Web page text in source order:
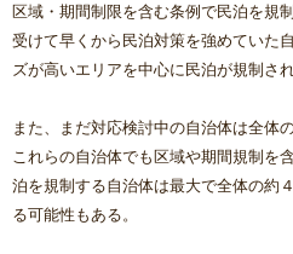
区域・期間制限を含む条例で民泊を規
受けて早くから民泊対策を強めていた
ズが高いエリアを中心に民泊が規制さ
また、まだ対応検討中の自治体は全体
これらの自治体でも区域や期間規制を
泊を規制する自治体は最大で全体の約
る可能性もある。